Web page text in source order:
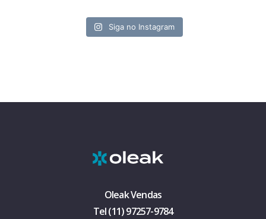
Siga no Instagram
Oleak Vendas
Tel (11) 97257-9784